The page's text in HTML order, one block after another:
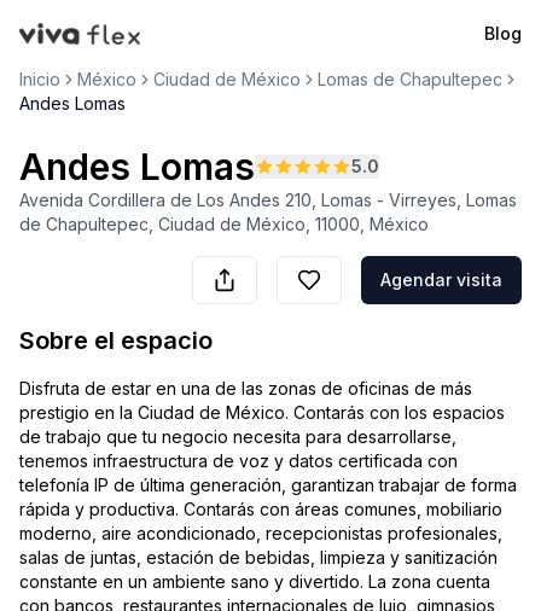
VivaFlex
Blog
Inicio México Ciudad de México
Lomas de Chapultepec
Andes Lomas
Andes Lomas
5.0
Avenida Cordillera de Los Andes 210, Lomas - Virreyes, Lomas
de Chapultepec, Ciudad de México, 11000, México
Agendar visita
Sobre el espacio
Disfruta de estar en una de las zonas de oficinas de más
prestigio en la Ciudad de México. Contarás con los espacios
de trabajo que tu negocio necesita para desarrollarse,
tenemos infraestructura de voz y datos certificada con
telefonía IP de última generación, garantizan trabajar de forma
rápida y productiva. Contarás con áreas comunes, mobiliario
moderno, aire acondicionado, recepcionistas profesionales,
salas de juntas, estación de bebidas, limpieza y sanitización
constante en un ambiente sano y divertido. La zona cuenta
con bancos, restaurantes internacionales de lujo, gimnasios